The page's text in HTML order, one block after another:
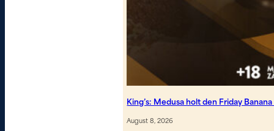
King’s: Medusa holt den Friday
August 8, 2026